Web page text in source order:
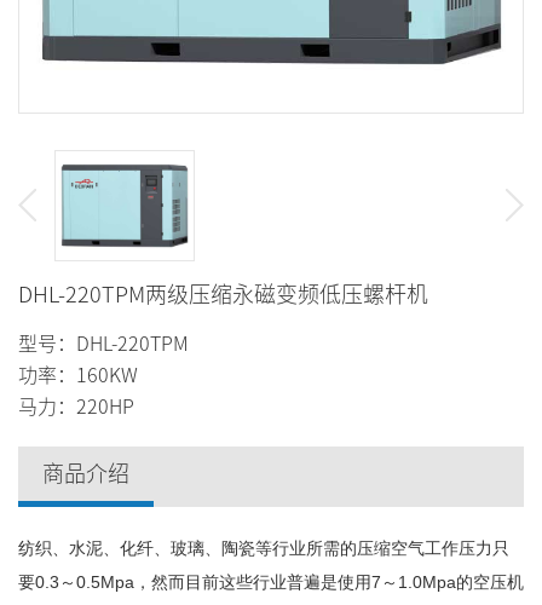
DHL-220TPM两级压缩永磁变频低压螺杆机
型号：DHL-220TPM
功率：160KW
马力：220HP
商品介绍
纺织、水泥、化纤、玻璃、陶瓷等行业所需的压缩空气工作压力只
要0.3～0.5Mpa，然而目前这些行业普遍是使用7～1.0Mpa的空压机